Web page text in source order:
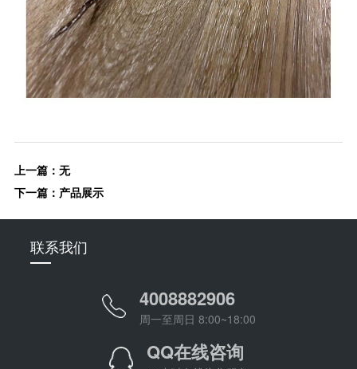
上一篇：无
下一篇： 产品展示
联系我们
4008882906
周一至周日 8:00~18:00
QQ在线咨询